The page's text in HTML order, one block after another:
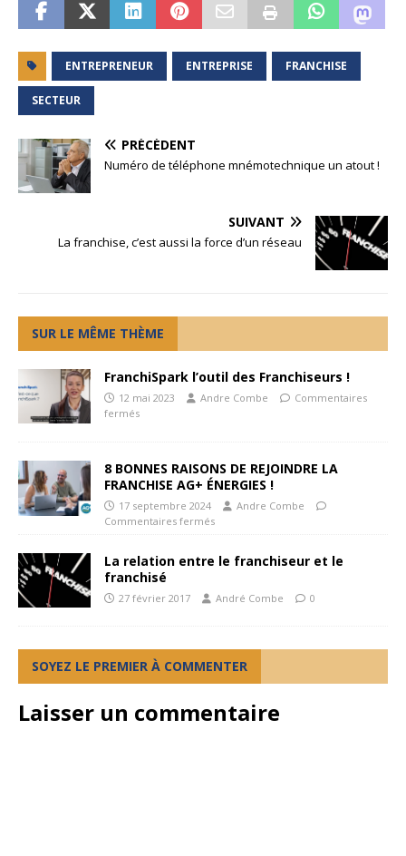
ENTREPRENEUR ENTREPRISE FRANCHISE
SECTEUR
PRÉCÉDENT
Numéro de téléphone mnémotechnique un atout !
SUIVANT
La franchise, c’est aussi la force d’un réseau
SUR LE MÊME THÈME
FranchiSpark l’outil des Franchiseurs !
12 mai 2023 Andre Combe
Commentaires
fermés
8 BONNES RAISONS DE REJOINDRE LA
FRANCHISE AG+ ÉNERGIES !
17 septembre 2024
Andre Combe
Commentaires fermés
La relation entre le franchiseur et le
franchisé
27 février 2017 André Combe 0
SOYEZ LE PREMIER À COMMENTER
Laisser un commentaire